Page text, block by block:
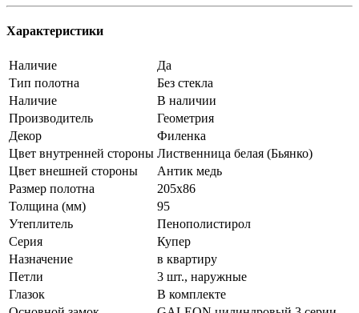
Характеристики
Наличие
Да
Тип полотна
Без стекла
Наличие
В наличии
Производитель
Геометрия
Декор
Филенка
Цвет внутренней стороны Лиственница белая (Бьянко)
Цвет внешней стороны
Антик медь
Размер полотна
205x86
Толщина (мм)
95
Утеплитель
Пенополистирол
Серия
Купер
Назначение
в квартиру
Петли
3 шт., наружные
Глазок
В комплекте